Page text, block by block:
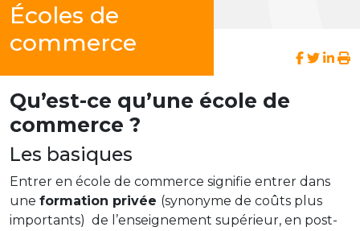
Écoles de
commerce
Qu’est-ce qu’une école de
commerce ?
Les basiques
Entrer en école de commerce signifie entrer dans
une formation privée (synonyme de coûts plus
importants) de l’enseignement supérieur, en post-